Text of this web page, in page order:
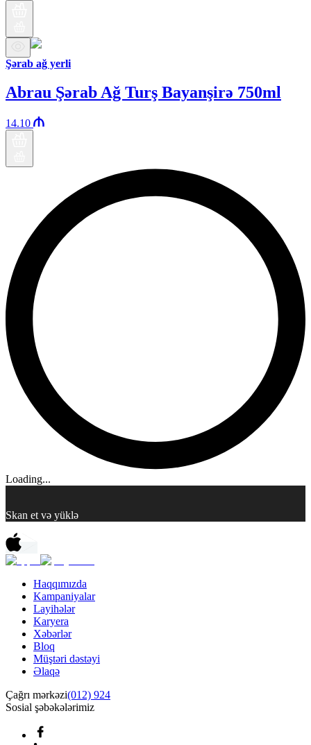
Şərab ağ yerli
Abrau Şərab Ağ Turş Bayanşirə 750ml
14.10
Loading...
Skan et və yüklə
Haqqımızda
Kampaniyalar
Layihələr
Karyera
Xəbərlər
Bloq
Müştəri dəstəyi
Əlaqə
Çağrı mərkəzi(012) 924
Sosial şəbəkələrimiz